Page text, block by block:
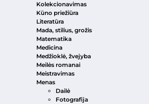
Kolekcionavimas
Kūno priežiūra
Literatūra
Mada, stilius, grožis
Matematika
Medicina
Medžioklė, žvejyba
Meilės romanai
Meistravimas
Menas
Dailė
Fotografija